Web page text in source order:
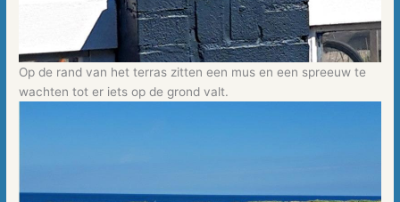
Op de rand van het terras zitten een mus en een spreeuw te
wachten tot er iets op de grond valt.